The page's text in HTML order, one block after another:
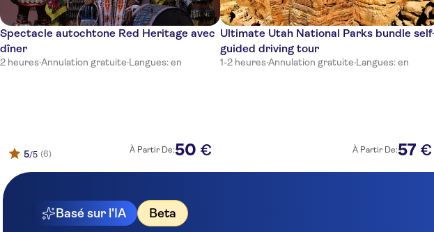
Spectacle autochtone Red Heritage avec
dîner
2 heures·Annulation gratuite·Langues: en
5/5 (6) À Partir De:50 €
Ultimate Utah National Parks bundle
guided driving tour
1-2 heures·Annulation gratuite·Langues: en
À Partir De:57 €
Basé sur l'IA Beta